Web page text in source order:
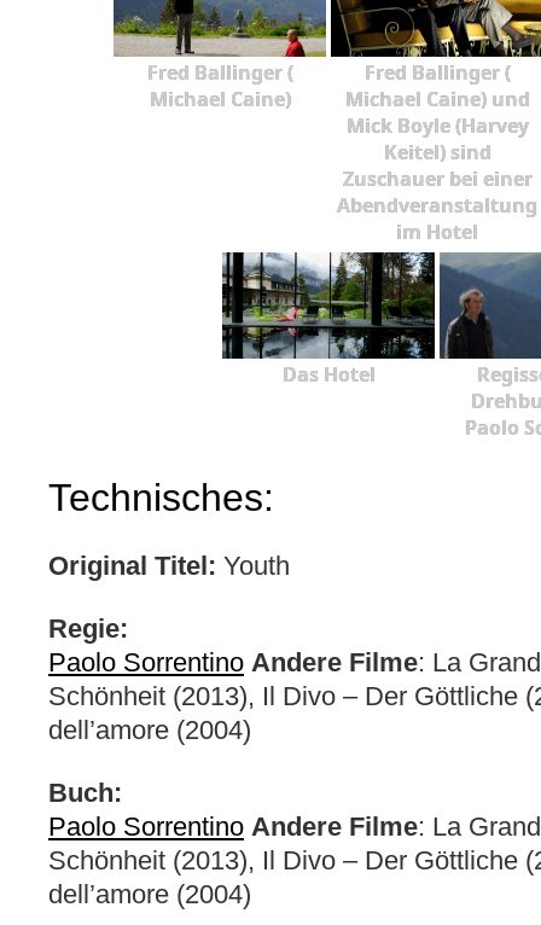
Fred Ballinger (
Michael Caine)
Fred Ballinger (
Michael Caine) und
Mick Boyle (Harvey
Keitel) sind
Zuschauer bei einer
Abendveranstaltung
im Hotel
Das Hotel
Paolo
Technisches:
Original Titel: Youth
Regie:
Paolo Sorrentino Andere Filme: La
Schönheit (2013), Il Divo – Der Göttliche
dell’amore (2004)
Buch:
Paolo Sorrentino Andere Filme: La
Schönheit (2013), Il Divo – Der Göttliche
dell’amore (2004)